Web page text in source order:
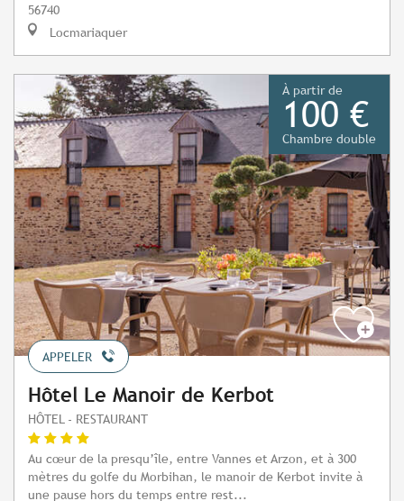
56740
Locmariaquer
À partir de
100 €
Chambre double
APPELER
Hôtel Le Manoir de Kerbot
HÔTEL - RESTAURANT
Au cœur de la presqu’île, entre Vannes et Arzon, et à 300
mètres du golfe du Morbihan, le manoir de Kerbot invite à
une pause hors du temps entre rest...